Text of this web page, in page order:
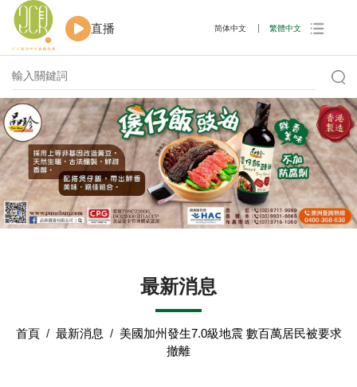
直播 简体中文 繁體中文
最新消息
首頁 / 最新消息 / 美國加州發生7.0級地震 數百萬居民被要求
撤離